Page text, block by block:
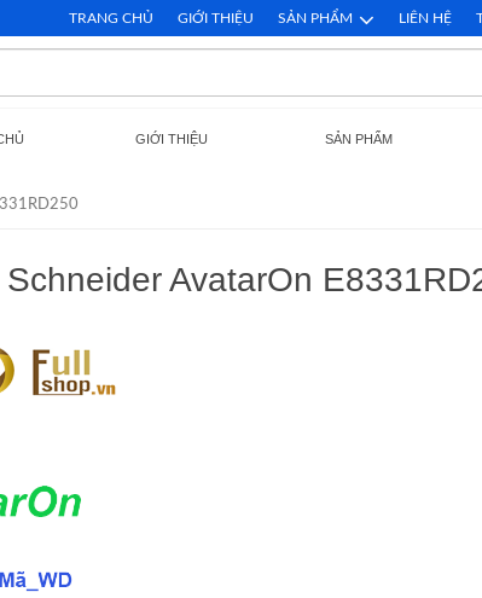
TRANG CHỦ GIỚI THIỆU SẢN PHẨM LIÊN HỆ
GIỚI THIỆU SẢN PHẨM
AvatarOn